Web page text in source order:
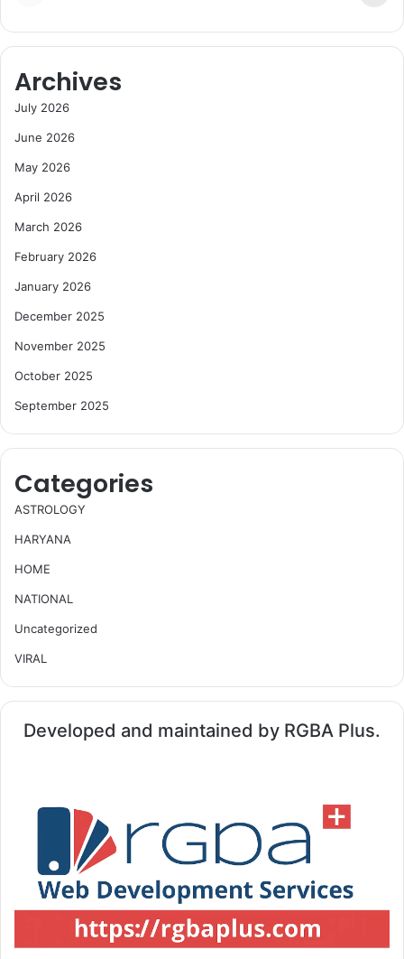
Archives
July 2026
June 2026
May 2026
April 2026
March 2026
February 2026
January 2026
December 2025
November 2025
October 2025
September 2025
Categories
ASTROLOGY
HARYANA
HOME
NATIONAL
Uncategorized
VIRAL
Developed and maintained by RGBA Plus.